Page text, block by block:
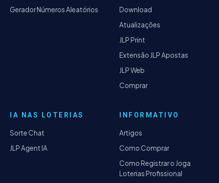
Gerador Números Aleatórios
Download
Atualizações
JLP Print
Extensão JLP Apostas
JLP Web
Comprar
IA NAS LOTERIAS
Sorte Chat
JLP Agent IA
INFORMATIVO
Artigos
Como Comprar
Como Registrar o Joga
Loterias Profissional